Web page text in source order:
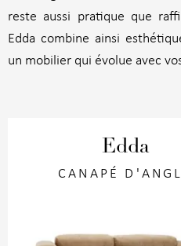
reste aussi pratique que
Edda combine ainsi
un mobilier qui évolue avec
Edda
CANAPÉ